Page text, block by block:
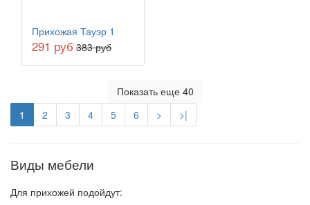
Прихожая Тауэр 1
291 руб 383 руб
Показать еще 40
1
2 3 4 5 6 > >|
Виды мебели
Для прихожей подойдут: